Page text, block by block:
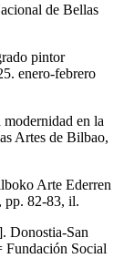
de Bellas
pintor
enero-febrero
en la
Artes de Bilbao,
Arte Ederren
pp. 82-83, il.
Donostia-San
Fundación Social